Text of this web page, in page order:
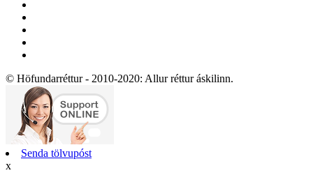
© Höfundarréttur - 2010-2020: Allur réttur áskilinn.
Senda tölvupóst
x